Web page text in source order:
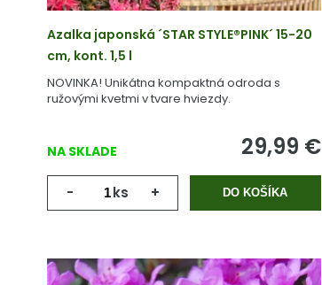
Azalka japonská ´STAR STYLE®PINK´ 15-20
cm, kont. 1,5 l
NOVINKA! Unikátna kompaktná odroda s
ružovými kvetmi v tvare hviezdy.
NA SKLADE 29,99 €
- ks + DO KOŠÍKA